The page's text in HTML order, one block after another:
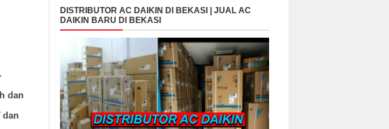
dan
dan
DISTRIBUTOR AC DAIKIN DI BEKASI | JUAL AC
DAIKIN BARU DI BEKASI